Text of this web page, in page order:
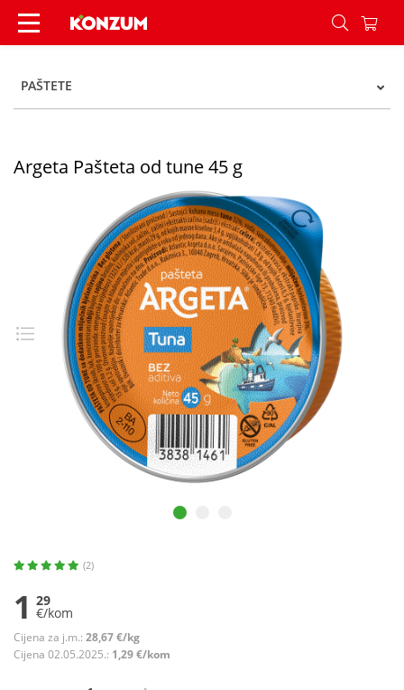
Argeta Pašteta od tune 45 g - Konzum
PAŠTETE
Argeta Pašteta od tune 45 g
(2)
1 29
€/kom
Cijena za j.m.: 28,67 €/kg
Cijena 02.05.2025.: 1,29 €/kom